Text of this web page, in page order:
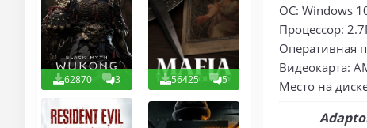
62870 3 56425 5
ОС: Windows
Процессор:
Оперативная
Видеокарта:
Место на